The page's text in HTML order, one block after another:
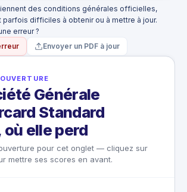
des conditions générales officielles,
parfois difficiles à obtenir ou à mettre à jour.
erreur ?
Envoyer un PDF à jour
Générale
Standard
où elle perd
pour cet onglet — cliquez sur
mettre ses scores en avant.